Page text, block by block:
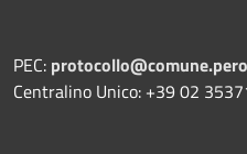
PEC:
Centralino Unico: +39 02